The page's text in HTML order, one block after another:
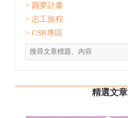
> 圓夢計畫
> 志工旅程
> CSR專區
精選文章